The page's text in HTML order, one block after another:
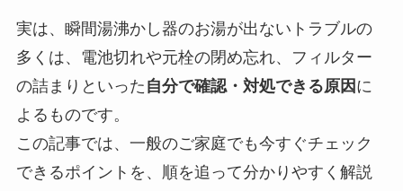
実は、瞬間湯沸かし器のお湯が出ないトラブルの
多くは、電池切れや元栓の閉め忘れ、フィルター
の詰まりといった 自分で確認・対処できる原因 に
よるものです。
この記事では、一般のご家庭でも今すぐチェック
できるポイントを、順を追って分かりやすく解説